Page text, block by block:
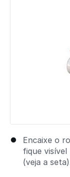
Encaixe o
fique
(veja a